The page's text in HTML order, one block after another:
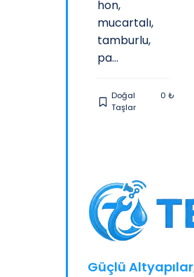
hon,
mucartalı,
tamburlu,
pa...
Doğal
Taşlar
0 ₺
Güçlü